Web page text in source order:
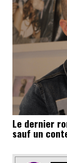
Le dernier
sauf un